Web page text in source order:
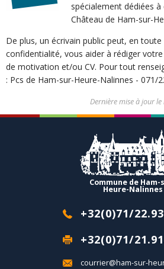
spécialement dédiées
Château de Ham-sur-
De plus, un écrivain public peut, en toute
confidentialité, vous aider à rédiger
de motivation et/ou CV. Pour tout
: Pcs de Ham-sur-Heure-Nalinnes - 071/
Dernière mise à jour le
Commune de Ham-
Heure-Nalinnes
+32(0)71/
+32(0)71/
courrier@ham-sur-